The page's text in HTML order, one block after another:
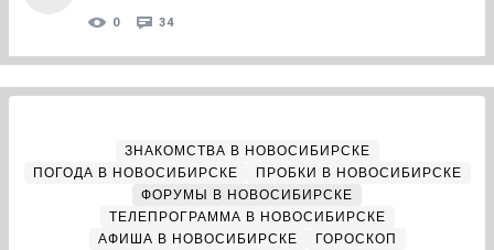
0 34
ЗНАКОМСТВА В НОВОСИБИРСКЕ
ПОГОДА В НОВОСИБИРСКЕ
ПРОБКИ В НОВОСИБИРСКЕ
ФОРУМЫ В НОВОСИБИРСКЕ
ТЕЛЕПРОГРАММА В НОВОСИБИРСКЕ
АФИША В НОВОСИБИРСКЕ
ГОРОСКОП